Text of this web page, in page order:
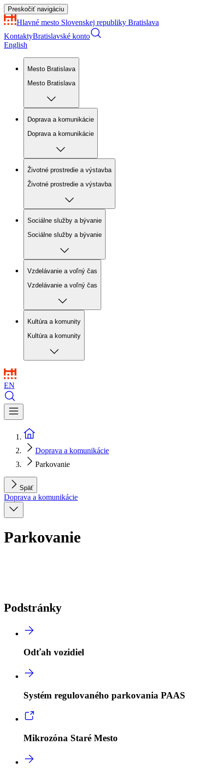
Preskočiť navigáciu
Hlavné mesto Slovenskej republiky Bratislava
KontaktyBratislavské konto
English
Mesto Bratislava
Mesto Bratislava
Doprava a komunikácie
Doprava a komunikácie
Životné prostredie a výstavba
Životné prostredie a výstavba
Sociálne služby a bývanie
Sociálne služby a bývanie
Vzdelávanie a voľný čas
Vzdelávanie a voľný čas
Kultúra a komunity
Kultúra a komunity
EN
Doprava a komunikácie
Parkovanie
Späť
Doprava a komunikácie
Parkovanie
Podstránky
Odťah vozidiel
Systém regulovaného parkovania PAAS
Mikrozóna Staré Mesto